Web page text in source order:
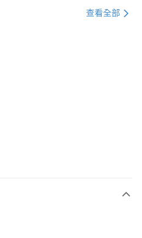
不需儲值。
即可結帳。
款。
」後，將跳轉至「AFTEE先享後付」
知簡訊。
此簡訊中的連結，可透過四大超商／
查看全部